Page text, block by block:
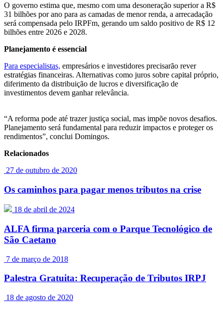
O governo estima que, mesmo com uma desoneração superior a R$
31 bilhões por ano para as camadas de menor renda, a arrecadação
será compensada pelo IRPFm, gerando um saldo positivo de R$ 12
bilhões entre 2026 e 2028.
Planejamento é essencial
Para especialistas, empresários e investidores precisarão rever
estratégias financeiras. Alternativas como juros sobre capital próprio,
diferimento da distribuição de lucros e diversificação de
investimentos devem ganhar relevância.
“A reforma pode até trazer justiça social, mas impõe novos desafios.
Planejamento será fundamental para reduzir impactos e proteger os
rendimentos”, conclui Domingos.
Relacionados
27 de outubro de 2020
Os caminhos para pagar menos tributos na crise
18 de abril de 2024
ALFA firma parceria com o Parque Tecnológico de
São Caetano
7 de março de 2018
Palestra Gratuita: Recuperação de Tributos IRPJ
18 de agosto de 2020